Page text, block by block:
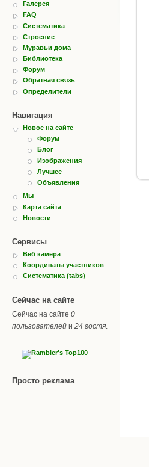
Галерея
FAQ
Систематика
Строение
Муравьи дома
Библиотека
Форум
Обратная связь
Определители
Навигация
Новое на сайте
Форум
Блог
Изображения
Лучшее
Объявления
Мы
Карта сайта
Новости
Сервисы
Веб камера
Координаты участников
Систематика (tabs)
Сейчас на сайте
Сейчас на сайте 0
пользователей и 24 гостя.
Просто реклама